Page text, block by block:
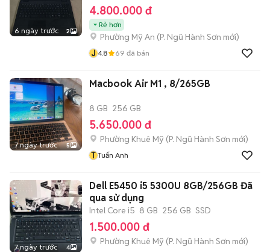
6 ngày trước 2
4.800.000 đ
Rẻ hơn
Phường Mỹ An (P. Ngũ Hành Sơn mới)
J 4.8 69 đã bán
7 ngày trước 5
Macbook Air M1 , 8/265GB
8 GB 256 GB
5.650.000 đ
Phường Khuê Mỹ (P. Ngũ Hành Sơn mới)
T Tuấn Anh
7 ngày trước 4
Dell E5450 i5 5300U 8GB/256GB Đã
qua sử dụng
Intel Core i5 8 GB 256 GB SSD
1.500.000 đ
Phường Khuê Mỹ (P. Ngũ Hành Sơn mới)